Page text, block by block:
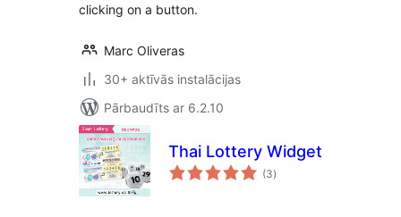
clicking on a button.
Marc Oliveras
30+ aktīvās instalācijas
Pārbaudīts ar 6.2.10
Thai Lottery Widget
(3vērtējumu
kopsumma
)